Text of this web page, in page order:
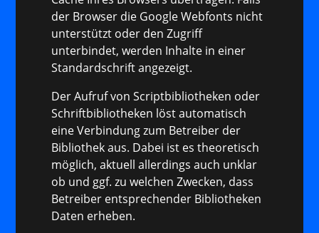
der Browser die Google Webfonts nicht
unterstützt oder den Zugriff
unterbindet, werden Inhalte in einer
Standardschrift angezeigt.
Der Aufruf von Scriptbibliotheken oder
Schriftbibliotheken löst automatisch
eine Verbindung zum Betreiber der
Bibliothek aus. Dabei ist es theoretisch
möglich, aktuell allerdings auch unklar
ob und ggf. zu welchen Zwecken, dass
Betreiber entsprechender Bibliotheken
Daten erheben.